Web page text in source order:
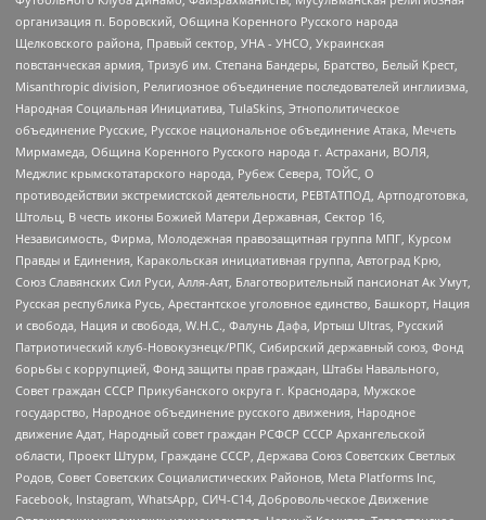
организация п. Боровский, Община Коренного Русского народа
Щелковского района, Правый сектор, УНА - УНСО, Украинская
повстанческая армия, Тризуб им. Степана Бандеры, Братство, Белый Крест,
Misanthropic division, Религиозное объединение последователей инглиизма,
Народная Социальная Инициатива, TulaSkins, Этнополитическое
объединение Русские, Русское национальное объединение Атака, Мечеть
Мирмамеда, Община Коренного Русского народа г. Астрахани, ВОЛЯ,
Меджлис крымскотатарского народа, Рубеж Севера, ТОЙС, О
противодействии экстремистской деятельности, РЕВТАТПОД, Артподготовка,
Штольц, В честь иконы Божией Матери Державная, Сектор 16,
Независимость, Фирма, Молодежная правозащитная группа МПГ, Курсом
Правды и Единения, Каракольская инициативная группа, Автоград Крю,
Союз Славянских Сил Руси, Алля-Аят, Благотворительный пансионат Ак Умут,
Русская республика Русь, Арестантское уголовное единство, Башкорт, Нация
и свобода, Нация и свобода, W.H.С., Фалунь Дафа, Иртыш Ultras, Русский
Патриотический клуб-Новокузнецк/РПК, Сибирский державный союз, Фонд
борьбы с коррупцией, Фонд защиты прав граждан, Штабы Навального,
Совет граждан СССР Прикубанского округа г. Краснодара, Мужское
государство, Народное объединение русского движения, Народное
движение Адат, Народный совет граждан РСФСР СССР Архангельской
области, Проект Штурм, Граждане СССР, Держава Союз Советских Светлых
Родов, Совет Советских Социалистических Районов, Meta Platforms Inc,
Facebook, Instagram, WhatsApp, СИЧ-С14, Добровольческое Движение